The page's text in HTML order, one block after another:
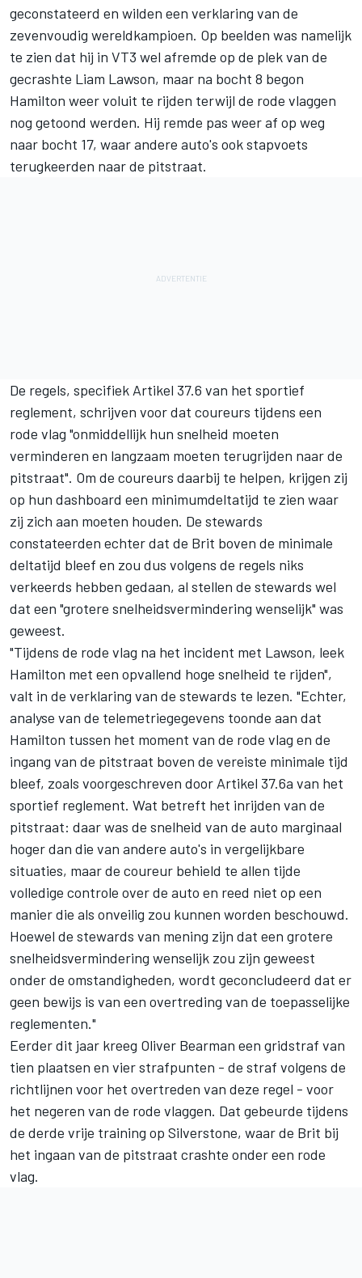
geconstateerd en wilden een verklaring van de
zevenvoudig wereldkampioen. Op beelden was namelijk
te zien dat hij in VT3 wel afremde op de plek van de
gecrashte Liam Lawson, maar na bocht 8 begon
Hamilton weer voluit te rijden terwijl de rode vlaggen
nog getoond werden. Hij remde pas weer af op weg
naar bocht 17, waar andere auto's ook stapvoets
terugkeerden naar de pitstraat.
De regels, specifiek Artikel 37.6 van het sportief
reglement, schrijven voor dat coureurs tijdens een
rode vlag "onmiddellijk hun snelheid moeten
verminderen en langzaam moeten terugrijden naar de
pitstraat". Om de coureurs daarbij te helpen, krijgen zij
op hun dashboard een minimumdeltatijd te zien waar
zij zich aan moeten houden. De stewards
constateerden echter dat de Brit boven de minimale
deltatijd bleef en zou dus volgens de regels niks
verkeerds hebben gedaan, al stellen de stewards wel
dat een "grotere snelheidsvermindering wenselijk" was
geweest.
"Tijdens de rode vlag na het incident met Lawson, leek
Hamilton met een opvallend hoge snelheid te rijden",
valt in de verklaring van de stewards te lezen. "Echter,
analyse van de telemetriegegevens toonde aan dat
Hamilton tussen het moment van de rode vlag en de
ingang van de pitstraat boven de vereiste minimale tijd
bleef, zoals voorgeschreven door Artikel 37.6a van het
sportief reglement. Wat betreft het inrijden van de
pitstraat: daar was de snelheid van de auto marginaal
hoger dan die van andere auto's in vergelijkbare
situaties, maar de coureur behield te allen tijde
volledige controle over de auto en reed niet op een
manier die als onveilig zou kunnen worden beschouwd.
Hoewel de stewards van mening zijn dat een grotere
snelheidsvermindering wenselijk zou zijn geweest
onder de omstandigheden, wordt geconcludeerd dat er
geen bewijs is van een overtreding van de toepasselijke
reglementen."
Eerder dit jaar kreeg Oliver Bearman een gridstraf van
tien plaatsen en vier strafpunten - de straf volgens de
richtlijnen voor het overtreden van deze regel - voor
het negeren van de rode vlaggen. Dat gebeurde tijdens
de derde vrije training op Silverstone, waar de Brit bij
het ingaan van de pitstraat crashte onder een rode
vlag.